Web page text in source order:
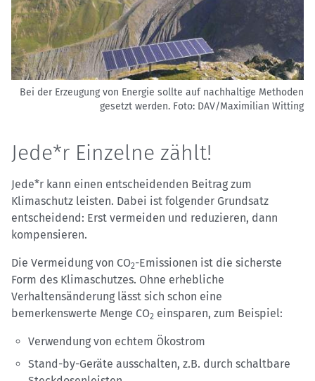
Bei der Erzeugung von Energie sollte auf nachhaltige Methoden
gesetzt werden. Foto: DAV/Maximilian Witting
Jede*r Einzelne zählt!
Jede*r kann einen entscheidenden Beitrag zum
Klimaschutz leisten. Dabei ist folgender Grundsatz
entscheidend: Erst vermeiden und reduzieren, dann
kompensieren.
Die Vermeidung von CO2-Emissionen ist die sicherste
Form des Klimaschutzes. Ohne erhebliche
Verhaltensänderung lässt sich schon eine
bemerkenswerte Menge CO2 einsparen, zum Beispiel:
Verwendung von echtem Ökostrom
Stand-by-Geräte ausschalten, z.B. durch schaltbare